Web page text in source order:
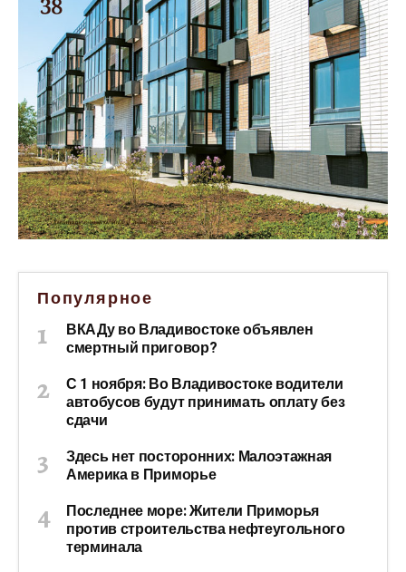
Популярное
ВКАДу во Владивостоке объявлен
смертный приговор?
С 1 ноября: Во Владивостоке водители
автобусов будут принимать оплату без
сдачи
Здесь нет посторонних: Малоэтажная
Америка в Приморье
Последнее море: Жители Приморья
против строительства нефтеугольного
терминала